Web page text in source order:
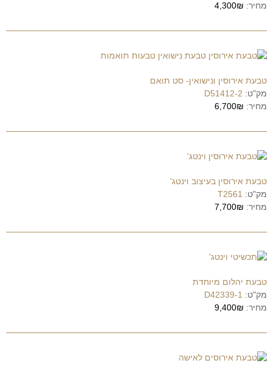
מחיר: 4,300₪
טבעת אירוסין ונישואין- סט תואם
מק"ט: D51412-2
מחיר: 6,700₪
טבעת אירוסין בעיצוב וינטג'
מק"ט: T2561
מחיר: 7,700₪
טבעת יהלום מיוחדת
מק"ט: D42339-1
מחיר: 9,400₪